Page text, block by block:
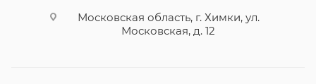
Московская область, г. Химки, ул.
Московская, д. 12